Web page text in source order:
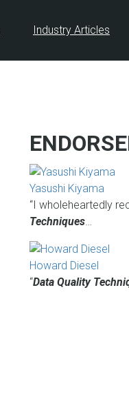
Industry Articles
Yasushi Kiyama
“I wholeheartedly
Techniques
Howard Diesel
“Data Quality